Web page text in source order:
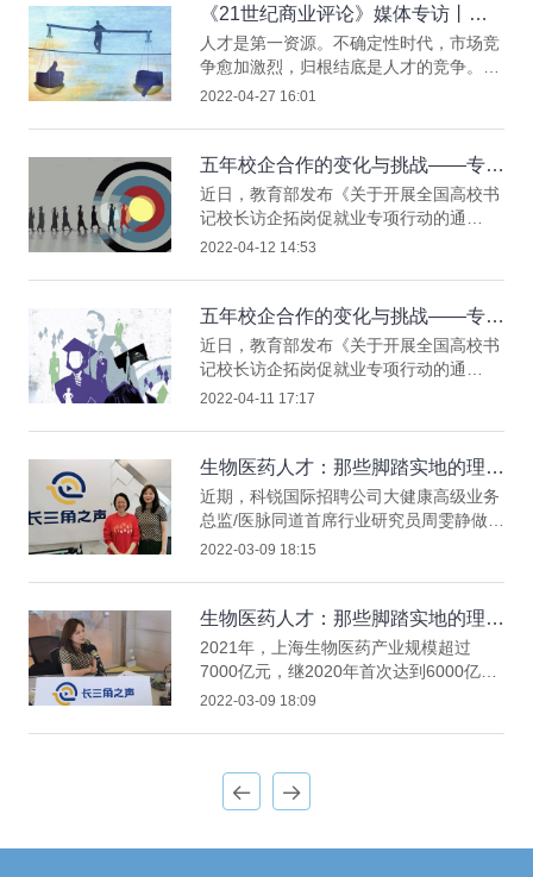
一项技术革命，更是一项“高管工程”，需
要在策略、流程、业务模式、组织文化等
各方面榫卯契合，相互增益。由《中欧商
锐国际人力资源公司协办的线上邀请制公
益直播研讨会“商谈CBR Online
《21世纪商业评论》媒体专访丨高
薪人才的迭代：硬实力、K分化、跨
圈层
人才是第一资源。不确定性时代，市场竞
争愈加激烈，归根结底是人才的竞争。企
业需要快速把握人才市场的风向标，以人
南》，这已是连续十年输出人才市场的专
业洞见，在此背景下，《21世纪商业评
论》对话科锐国际市场总监、市场研究中
享人才市场动态、变化及挑战，把脉人才
市场趋势。本文已刊发于《21世纪商业评
论
2022-04-27 16:01
五年校企合作的变化与挑战——专访
科锐国际就业服务高级总监杜敏
（下）
近日，教育部发布《关于开展全国高校书
记校长访企拓岗促就业专项行动的通
知》，再次助推了校企合作“热潮”。在此
报》专访，讲述科锐国际人力资源公司在
校企合作方面的专业服务及实践探索，并
对校企合作的兴起、需求变迁以及新的挑
件已于4月11日刊发在《经济观察报》报
纸版面。本文带来专访稿件下半篇的分
享：
2022-04-12 14:53
五年校企合作的变化与挑战——专访
科锐国际就业服务高级总监杜敏
（上）
近日，教育部发布《关于开展全国高校书
记校长访企拓岗促就业专项行动的通
知》，再次助推了校企合作“热潮”。在此
报》专访，讲述科锐国际人力资源公司在
校企合作方面的专业服务及实践探索，并
对校企合作的兴起、需求变迁以及新的挑
战展开解读，干货满满启发思考。专访稿
件已于4月11日刊发在《经济观察报》报
纸版面。
2022-04-11 17:17
生物医药人才：那些脚踏实地的理想
主义者（下）
近期，科锐国际招聘公司大健康高级业务
总监/医脉同道首席行业研究员周雯静做客
FM89.9“上海人民广播电台长三角之声”的
彩分享。
2022-03-09 18:15
生物医药人才：那些脚踏实地的理想
主义者（上）
2021年，上海生物医药产业规模超过
7000亿元，继2020年首次达到6000亿元
后，产业规模连续迈上又一个新台阶，其
端化、智能化、国际化”发展方向，加快
打造具有全球影响力的生物医药产业创新
2022-03-09 18:09